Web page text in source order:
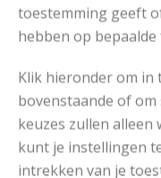
toestemming geeft
hebben op bepaalde
Klik hieronder om in
bovenstaande of om
keuzes zullen alleen
kunt je instellingen
intrekken van je